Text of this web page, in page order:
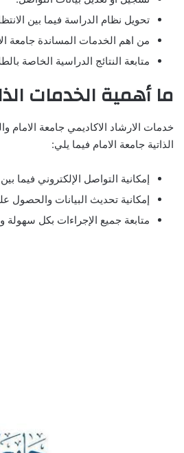
تحويل نظام الدراسة فيما بين
من اهم الخدمات المساندة جامعة
متابعة النتائج الدراسية الخاصة
ما أهمية الخدمات
خدمات الارشاد الاكاديمي جامعة الامام
الذاتية جامعة الامام فيما يلي:
إمكانية التواصل الإلكتروني فيما
إمكانية تحديث البيانات والحصول
متابعة جميع الإجراءات بكل سهولة